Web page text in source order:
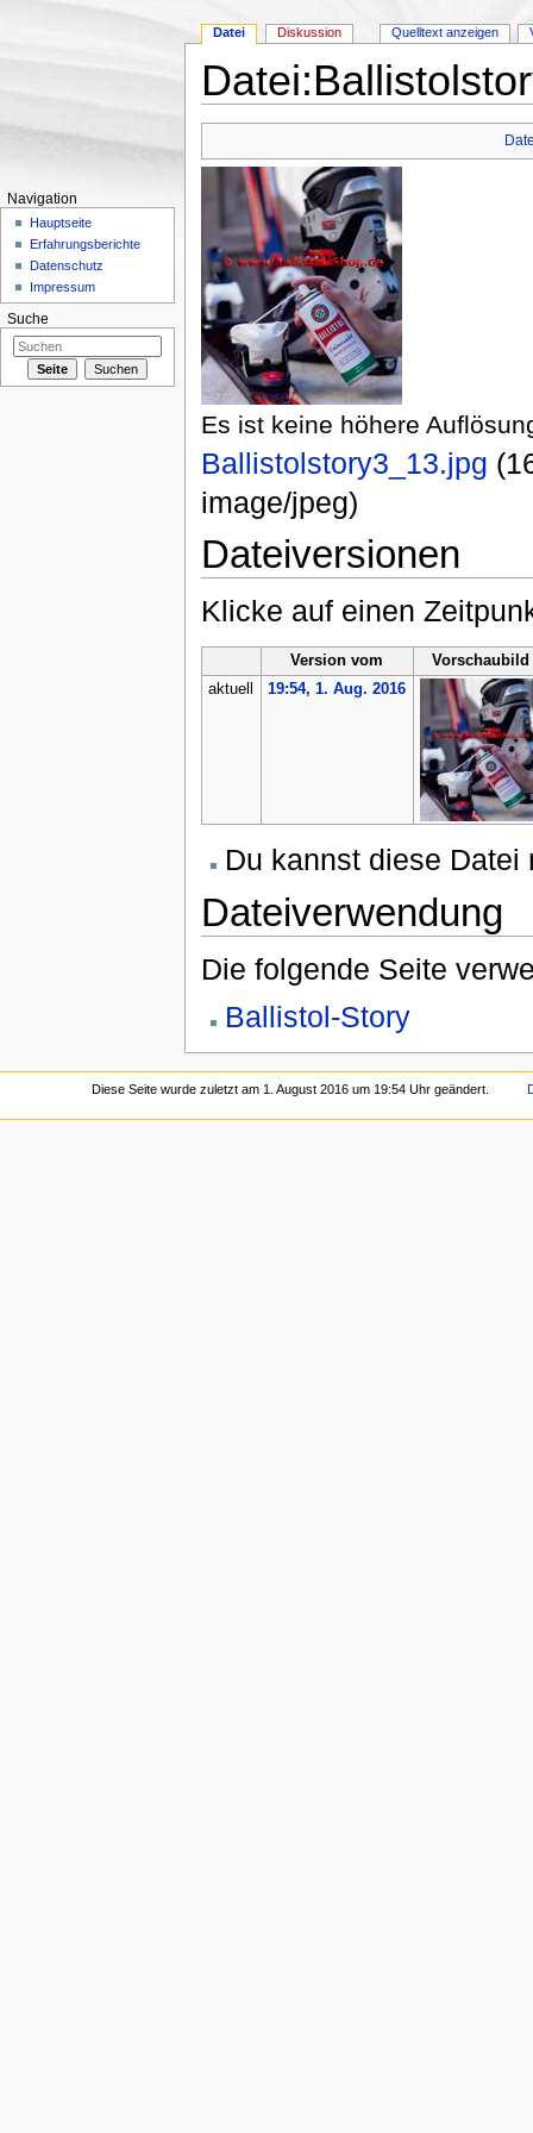
Es ist keine höhere
Ballistolstory3_13.jpg
image/jpeg)
Dateiversionen
Klicke auf einen
Version vom
Vorschaubild
aktuell
19:54, 1. Aug. 2016
Du kannst diese
Dateiverwendung
Die folgende Seite
Ballistol-Story
Datei Diskussion Quelltext anzeigen
Navigation
Hauptseite
Erfahrungsberichte
Datenschutz
Impressum
Suche
Diese Seite wurde zuletzt am 1. August 2016 um 19:54 Uhr geändert.